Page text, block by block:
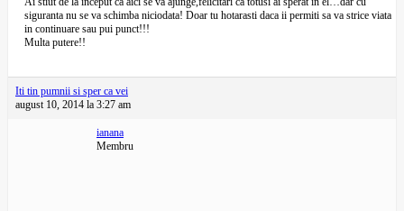
siguranta nu se va schimba niciodata! Doar tu hotarasti daca ii permiti sa va strice viata
in continuare sau pui punct!!!
Multa putere!!
Iti tin pumnii si sper ca vei
august 10, 2014 la 3:27 am
ianana
Membru